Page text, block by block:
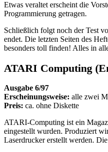
Etwas veraltet erscheint die
Programmierung getragen.
Schließlich folgt noch der Test
endet. Die letzten Seiten des
besonders toll finden! Alles in
ATARI Computing
Ausgabe 6/97
Erscheinungsweise: alle zwei
Preis: ca. ohne Diskette
ATARI-Computing ist ein
eingestellt wurden. Produziert
Laserdrucker erstellt werden.